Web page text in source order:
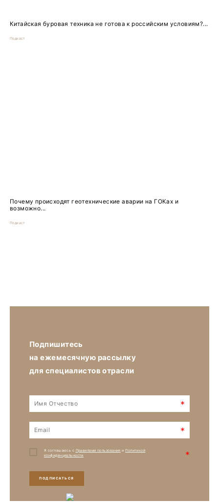
Китайская буровая техника не готова к российским условиям?...
Подкаст
Почему происходят геотехнические аварии на ГОКах и
возможно...
Подкаст
Подпишитесь
на ежемесячную рассылку
для специалистов отрасли
*
*
Я соглашаюсь с Правилами пользования иПолитикой
конфиденциальности
*
ПОДПИСАТЬСЯ